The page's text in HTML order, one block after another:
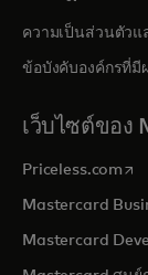
ความเป็นส่วนตัว
ข้อบังคับองค์กรที่มี
เว็บไซต์ของ
Priceless.com
Mastercard
Mastercard